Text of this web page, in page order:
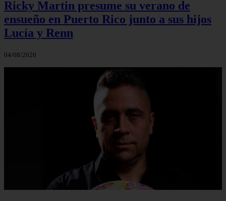
Ricky Martin presume su verano de
ensueño en Puerto Rico junto a sus hijos
Lucía y Renn
04/08/2026